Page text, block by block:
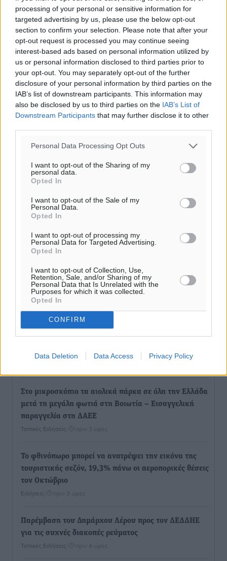
processing of your personal or sensitive information for
targeted advertising by us, please use the below opt-out
section to confirm your selection. Please note that after your
opt-out request is processed you may continue seeing
interest-based ads based on personal information utilized by
us or personal information disclosed to third parties prior to
your opt-out. You may separately opt-out of the further
disclosure of your personal information by third parties on the
IAB’s list of downstream participants. This information may
also be disclosed by us to third parties on the IAB’s List of
Downstream Participants that may further disclose it to other
Personal Data Processing Opt Outs
I want to opt-out of the Sharing of my
personal data.
Opted In
I want to opt-out of the Sale of my
Personal Data.
Opted In
I want to opt-out of processing my
Personal Data for Targeted Advertising.
Opted In
I want to opt-out of Collection, Use,
Retention, Sale, and/or Sharing of my
Personal Data that Is Unrelated with the
Purposes for which it was collected.
Opted In
CONFIRM
Data Deletion Data Access Privacy Policy
Ροή ειδήσεων
Αγαπημένη Χώρα και Καλύτερος Διαγεννεακός
ΗΠΑ
Στο μικροσκόπιο τα αιολικά πάρκα σε όλη την Ελλάδα
μετά τη μεγάλη φωτιά στη Βοιωτία – Eισαγγελική
παραγγελία στη ΔΑΕΕ
Τοπικές Ειδήσεις πριν 3 ώρες
Το φθινόπωρο μπορεί να ανατρέψει την εικόνα της
τουριστικής σεζόν, 19,3% πάνω οι αεροπορικές θέσεις
τον Οκτώβριο
Ειδήσεις πριν 3 ώρες
Παρέμβαση του Δημάρχου Λέρου προς τον ΔΕΔΔΗΕ
για τις συχνές διακοπές ρεύματος
Τοπικές Ειδήσεις πριν 4 ώρες